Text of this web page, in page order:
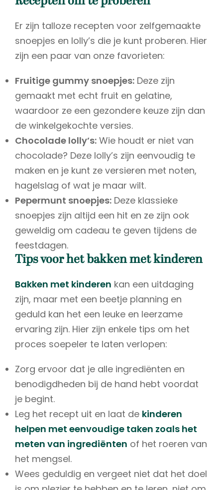
Er zijn talloze recepten voor zelfgemaakte
snoepjes en lolly’s die je kunt proberen. Hier
zijn een paar van onze favorieten:
Fruitige gummy snoepjes: Deze zijn
gemaakt met echt fruit en gelatine,
waardoor ze een gezondere keuze zijn dan
de winkelgekochte versies.
Chocolade lolly’s: Wie houdt er niet van
chocolade? Deze lolly’s zijn eenvoudig te
maken en je kunt ze versieren met noten,
hagelslag of wat je maar wilt.
Pepermunt snoepjes: Deze klassieke
snoepjes zijn altijd een hit en ze zijn ook
geweldig om cadeau te geven tijdens de
feestdagen.
Tips voor het bakken met kinderen
Bakken met kinderen kan een uitdaging
zijn, maar met een beetje planning en
geduld kan het een leuke en leerzame
ervaring zijn. Hier zijn enkele tips om het
proces soepeler te laten verlopen:
Zorg ervoor dat je alle ingrediënten en
benodigdheden bij de hand hebt voordat
je begint.
Leg het recept uit en laat de kinderen
helpen met eenvoudige taken zoals het
meten van ingrediënten of het roeren van
het mengsel.
Wees geduldig en vergeet niet dat het doel